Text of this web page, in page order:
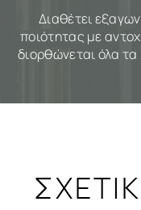
Διαθέτει
ποιότητας με
διορθώνεται όλα